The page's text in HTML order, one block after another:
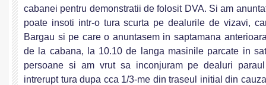
cabanei pentru demonstratii de folosit DVA. Si am
poate insoti intr-o tura scurta pe dealurile de vizavi,
Bargau si pe care o anuntasem in saptamana
de la cabana, la 10.10 de langa masinile parcate in
persoane si am vrut sa inconjuram pe dealuri
intrerupt tura dupa cca 1/3-me din traseul initial din